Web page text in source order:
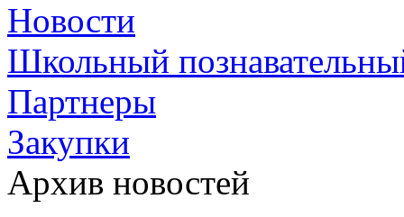
Новости
Школьный
Партнеры
Закупки
Архив новостей